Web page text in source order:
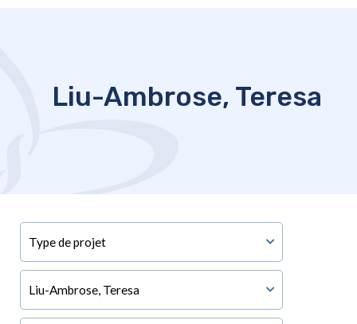
Liu-Ambrose, Teresa